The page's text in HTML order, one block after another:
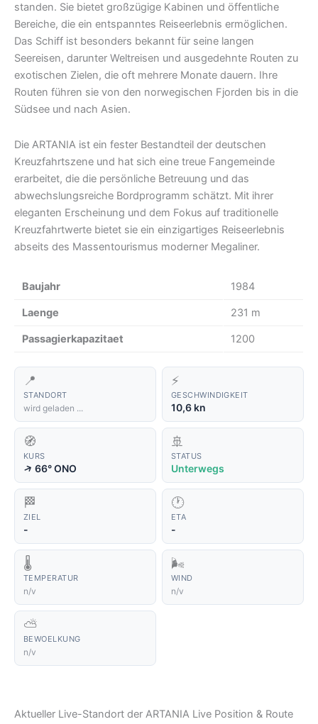
standen. Sie bietet großzügige Kabinen und öffentliche
Bereiche, die ein entspanntes Reiseerlebnis ermöglichen.
Das Schiff ist besonders bekannt für seine langen
Seereisen, darunter Weltreisen und ausgedehnte Routen zu
exotischen Zielen, die oft mehrere Monate dauern. Ihre
Routen führen sie von den norwegischen Fjorden bis in die
Südsee und nach Asien.
Die ARTANIA ist ein fester Bestandteil der deutschen
Kreuzfahrtszene und hat sich eine treue Fangemeinde
erarbeitet, die die persönliche Betreuung und das
abwechslungsreiche Bordprogramm schätzt. Mit ihrer
eleganten Erscheinung und dem Fokus auf traditionelle
Kreuzfahrtwerte bietet sie ein einzigartiges Reiseerlebnis
abseits des Massentourismus moderner Megaliner.
Baujahr 1984
Laenge 231 m
Passagierkapazitaet 1200
📍
STANDORT
wird geladen ...
⚡
GESCHWINDIGKEIT
10,6 kn
🧭
KURS
↑66° ONO
🚢
STATUS
Unterwegs
🏁
ZIEL
-
🕐
ETA
-
🌡️
TEMPERATUR
n/v
🌬️
WIND
n/v
⛅
BEWOELKUNG
n/v
Aktueller Live-Standort der ARTANIA Live Position & Route